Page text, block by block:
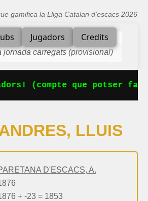
gamifica la Lliga Catalan d'escacs 2026
Jugadors Credits
jornada carregats (provisional)
(compte que potser
LLUIS
D'ESCACS, A.
+ -23 = 1853